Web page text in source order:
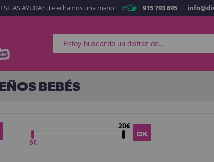
Soy
AYUDA? ¡Te echamos una mano! 915 793 695 |
BEBÉS
5€
20€